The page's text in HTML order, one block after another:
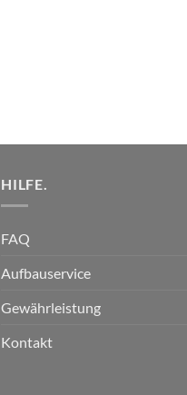
HILFE.
FAQ
Aufbauservice
Gewährleistung
Kontakt